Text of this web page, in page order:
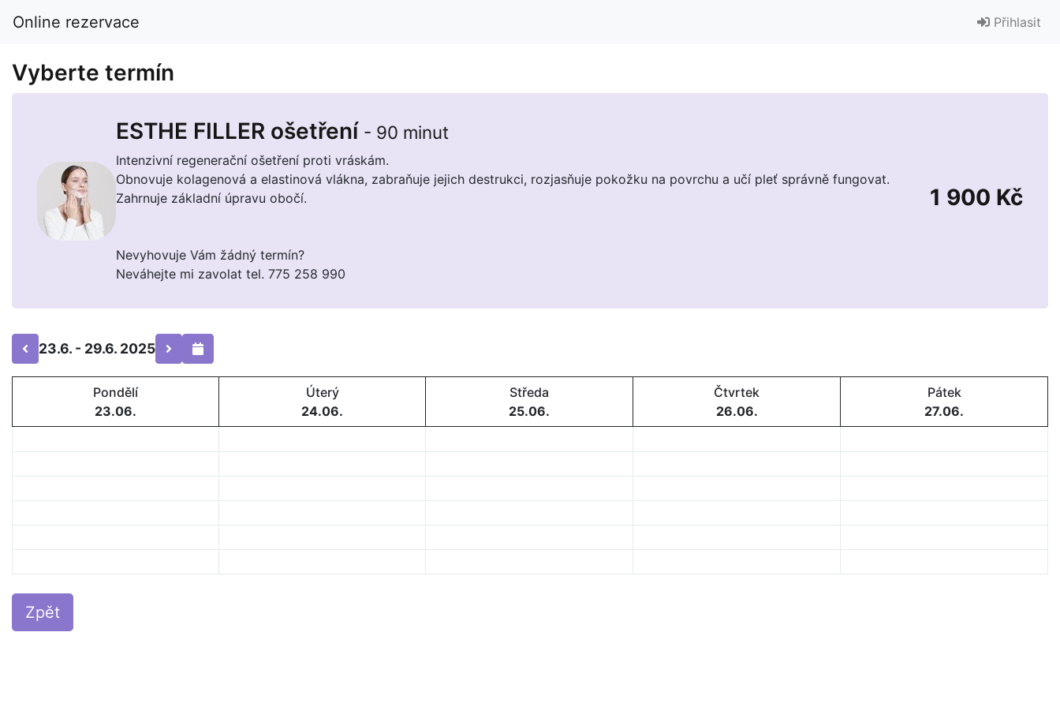
Online rezervace Přihlasit
Vyberte termín
ESTHE FILLER ošetření - 90 minut
Intenzivní regenerační ošetření proti vráskám.
Obnovuje kolagenová a elastinová vlákna, zabraňuje jejich destrukci, rozjasňuje pokožku na povrchu a učí pleť správně fungovat.
Zahrnuje základní úpravu obočí.
Nevyhovuje Vám žádný termín?
Neváhejte mi zavolat tel. 775 258 990
1 900 Kč
23.6. - 29.6. 2025
Pondělí
23.06.
Úterý
24.06.
Středa
25.06.
Čtvrtek
26.06.
Pátek
27.06.
Zpět